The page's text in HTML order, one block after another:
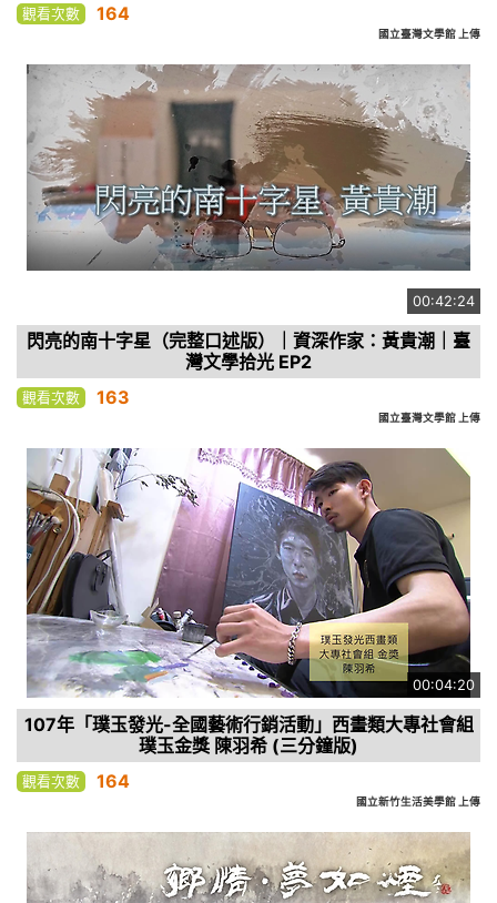
觀看次數 164
國立臺灣文學館 上傳
00:42:24
閃亮的南十字星（完整口述版）｜資深作家：黃貴潮｜臺
灣文學拾光 EP2
觀看次數 163
國立臺灣文學館 上傳
00:04:20
107年「璞玉發光-全國藝術行銷活動」西畫類大專社會組
璞玉金獎 陳羽希 (三分鐘版)
觀看次數 164
國立新竹生活美學館 上傳